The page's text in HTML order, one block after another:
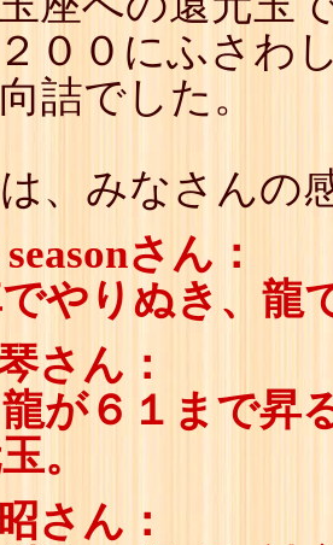
００にふさわ
詰でした。
、みなさんの
さん：
やりぬき、龍
さん：
龍が６１まで昇
。
さん：